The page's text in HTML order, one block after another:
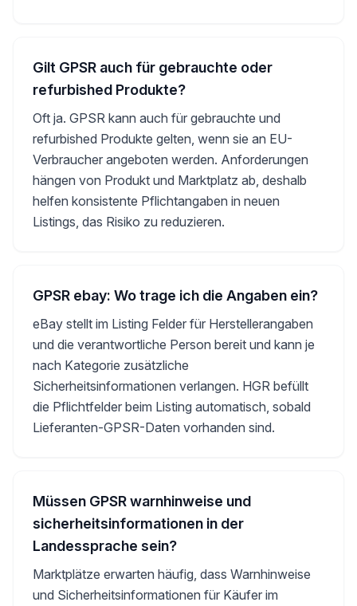
Gilt GPSR auch für gebrauchte oder
refurbished Produkte?
Oft ja. GPSR kann auch für gebrauchte und
refurbished Produkte gelten, wenn sie an EU-
Verbraucher angeboten werden. Anforderungen
hängen von Produkt und Marktplatz ab, deshalb
helfen konsistente Pflichtangaben in neuen
Listings, das Risiko zu reduzieren.
GPSR ebay: Wo trage ich die Angaben ein?
eBay stellt im Listing Felder für Herstellerangaben
und die verantwortliche Person bereit und kann je
nach Kategorie zusätzliche
Sicherheitsinformationen verlangen. HGR befüllt
die Pflichtfelder beim Listing automatisch, sobald
Lieferanten-GPSR-Daten vorhanden sind.
Müssen GPSR warnhinweise und
sicherheitsinformationen in der
Landessprache sein?
Marktplätze erwarten häufig, dass Warnhinweise
und Sicherheitsinformationen für Käufer im